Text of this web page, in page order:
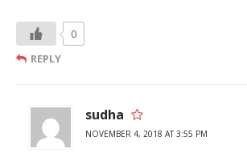
0
REPLY
sudha
NOVEMBER 4, 2018 AT 3:55 PM